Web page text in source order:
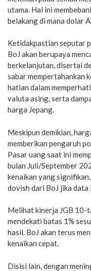
utama. Hal ini
belakang di mana dolar
Ketidakpastian seputar
BoJ akan berupaya
berkelanjutan, disertai
sabar mempertahankan
hatian dalam
valuta asing, serta
harga Jepang.
Meskipun demikian,
memberikan pengaruh
Pasar uang saat ini
bulan Juli/September
kenaikan yang
dovish dari BoJ jika
Melihat kinerja JGB 10-
mendekati batas 1%
hasil. BoJ akan terus
kenaikan cepat.
Disisi lain, dengan